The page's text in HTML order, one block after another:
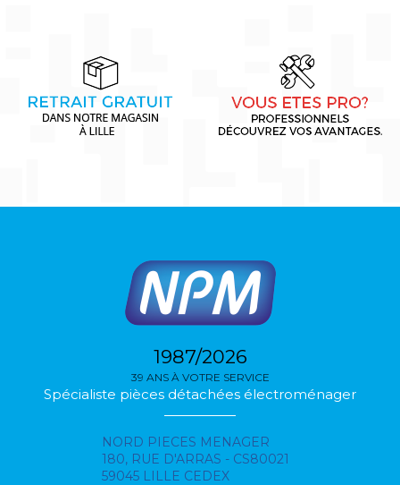
1987/2026
39 ANS À VOTRE SERVICE
Spécialiste pièces détachées électroménager
NORD PIECES MENAGER
180, RUE D'ARRAS - CS80021
59045 LILLE CEDEX